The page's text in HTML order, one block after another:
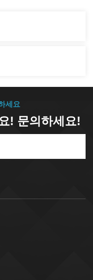
세요
! 문의하세요!